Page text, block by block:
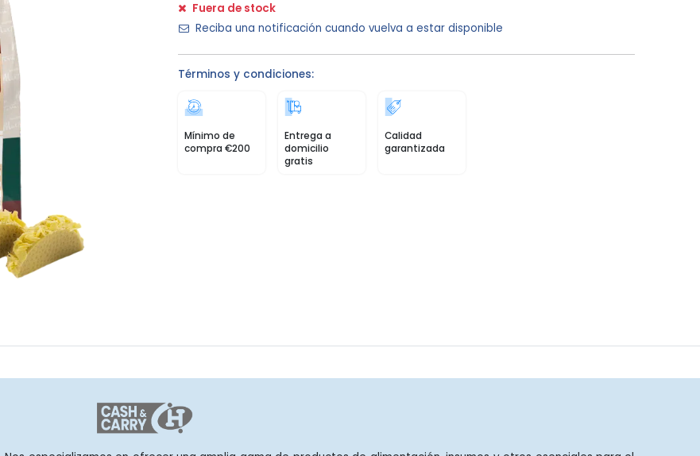
Fuera de stock
Reciba una notificación cuando vuelva a estar disponible
Términos y condiciones:
Mínimo de
compra €200
Entrega a
domicilio
gratis
Calidad
garantizada